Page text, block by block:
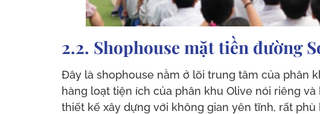
2.2. Shophouse mặt tiền đường
Đây là shophouse nằm ở lõi trung tâm của phân
hàng loạt tiện ích của phân khu Olive nói riêng
thiết kế xây dựng với không gian yên tĩnh, rất phù